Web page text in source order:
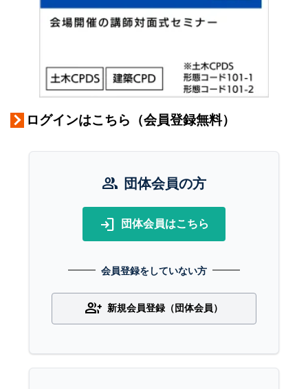
ログインはこちら（会員登録無料）
group 団体会員の方
login 団体会員はこちら
会員登録をしていない方
group_add 新規会員登録（団体会員）